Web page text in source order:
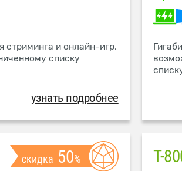
стриминга и онлайн-игр.
списку
узнать подробнее
скидка 50% T-